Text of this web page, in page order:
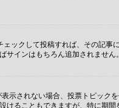
ックして投稿すれば、その記事
サインはもちろん追加されません。
示されない場合、投票トピック
ることもできますが、特に期